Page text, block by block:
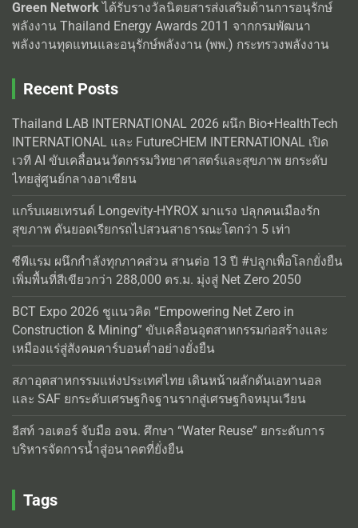
Green Networkได้รับรางวัลนิตยสารส่งเสริมด้านการอนุรักษ์
พลังงาน Thailand Energy Awards 2011 จากกรมพัฒนา
พลังงานทุดแทนและอนุรักษ์พลังงาน (พพ.) กระทรวงพลังงาน
Recent Posts
Thailand LAB INTERNATIONAL 2026 ผนึก Bio+HealthTech
INTERNATIONAL และ FutureCHEM INTERNATIONAL เปิด
เวที AI ขับเคลื่อนนวัตกรรมวิทยาศาสตร์และสุขภาพ ยกระดับ
ไทยสู่ศูนย์กลางอาเซียน
แกร็บเผยเทรนด์ Longevity-HYROX มาแรง ปลุกคนเมืองรัก
สุขภาพ ดันยอดเรียกรถไปสวนสาธารณะโตกว่า 5 เท่า
ซีพีแรม ผนึกกำลังทุกภาคส่วน สานต่อ 13 ปี #ปลูกเพื่อโลกยั่งยืน
เพิ่มพื้นที่สีเขียวกว่า 288,000 ตร.ม. มุ่งสู่ Net Zero 2050
BCT Expo 2026 ชูแนวคิด “Empowering Net Zero in
Construction & Mining” ขับเคลื่อนอุตสาหกรรมก่อสร้างและ
เหมืองแร่สู่สังคมคาร์บอนต่ำอย่างยั่งยืน
สภาอุตสาหกรรมแห่งประเทศไทย เดินหน้าผลักดันเอทานอล
และ SAF ยกระดับเศรษฐกิจฐานรากสู่เศรษฐกิจหมุนเวียน
อีสท์ วอเตอร์ จับมือ อจน. ศึกษา “Water Reuse” ยกระดับการ
บริหารจัดการน้ำสู่อนาคตที่ยั่งยืน
Tags